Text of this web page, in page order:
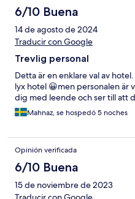
6/10 Buena
14 de agosto de 2024
Traducir con Google
Trevlig personal
Detta är en enklare val av
lyx hotel 😀men personalen är
dig med leende och ser till att
Mahnaz, se hospedó 5 noches
Opinión verificada
6/10 Buena
15 de noviembre de 2023